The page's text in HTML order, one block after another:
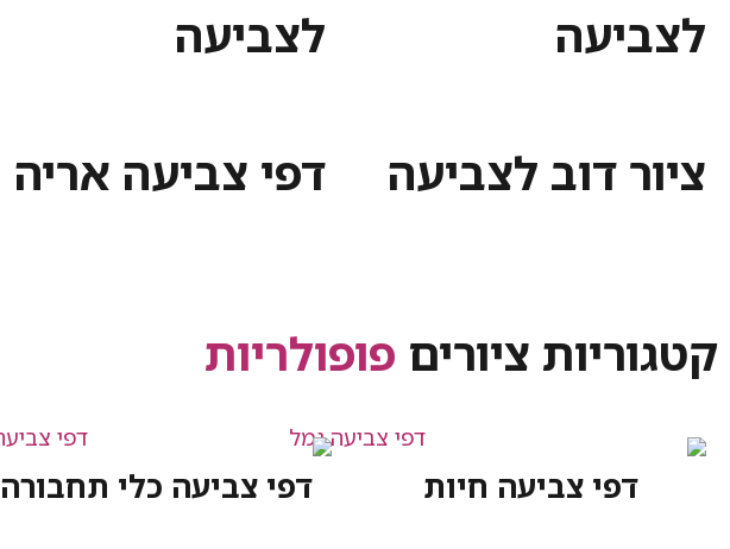
לצביעה
לצביעה
ציור דוב לצביעה דפי צביעה אריה
קטגוריות ציורים פופולריות
דפי צביעה חיות דפי צביעה כלי תחבורה